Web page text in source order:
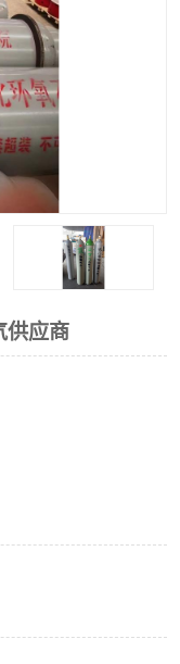
供应商